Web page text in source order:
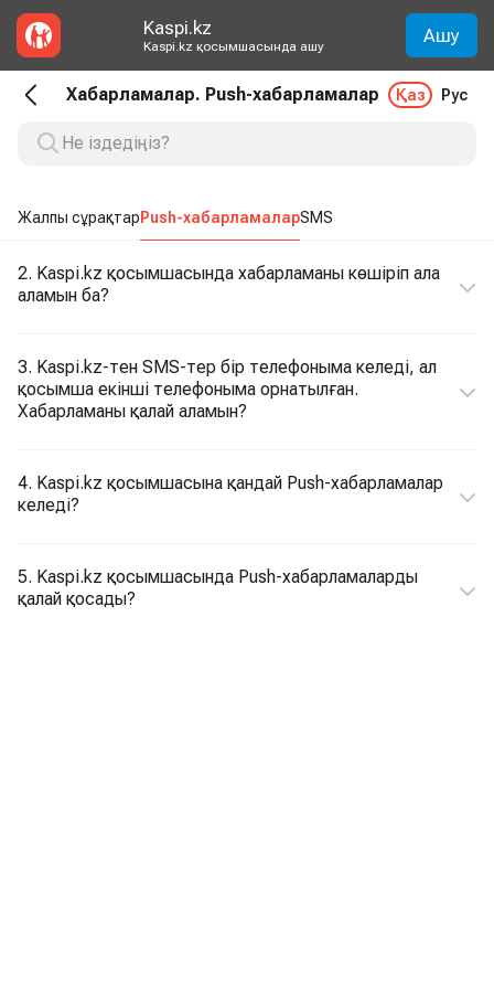
Kaspi.kz
Kaspi.kz қосымшасында ашу Ашу
Хабарламалар. Push-хабарламалар Қаз Рус
Жалпы сұрақтарPush-хабарламаларSMS
2. Kaspi.kz қосымшасында хабарламаны көшіріп ала
аламын ба?
3. Kaspi.kz-тен SMS-тер бір телефоныма келеді, ал
қосымша екінші телефоныма орнатылған.
Хабарламаны қалай аламын?
4. Kaspi.kz қосымшасына қандай Push-хабарламалар
келеді?
5. Kaspi.kz қосымшасында Push-хабарламаларды
қалай қосады?